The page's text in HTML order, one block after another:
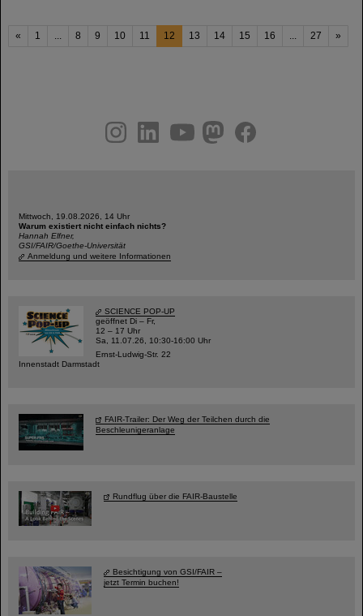
« 1 ... 8 9 10 11 12 13 14 15 16 ... 27 »
youtubehelmholtz.socialfacebook
Mittwoch, 19.08.2026, 14 Uhr
Warum existiert nicht einfach nichts?
Hannah Elfner,
GSI/FAIR/Goethe-Universität
Anmeldung und weitere Informationen
SCIENCE POP-UP
geöffnet Di – Fr,
12 – 17 Uhr
Sa, 11.07.26, 10:30-16:00 Uhr
Ernst-Ludwig-Str. 22
Innenstadt Darmstadt
FAIR-Trailer: Der Weg der Teilchen durch die
Beschleunigeranlage
Rundflug über die FAIR-Baustelle
Besichtigung von GSI/FAIR –
jetzt Termin buchen!